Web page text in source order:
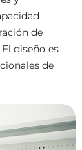
de
diseño es
de